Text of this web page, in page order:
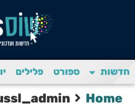
חדשות ספורט פלילים
Home